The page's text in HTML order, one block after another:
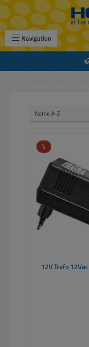
Zum Hauptinhalt springen
Navigation
%Rabatt
12V Trafo